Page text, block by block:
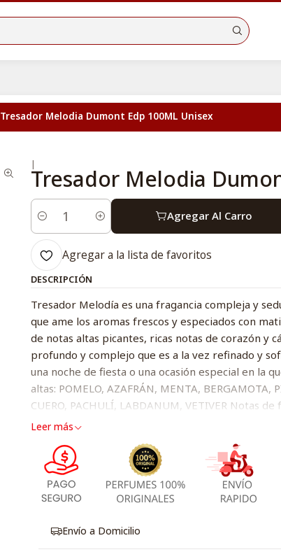
Tresador Melodia Dumont Edp 100ML Unisex
|
Tresador Melodia
Cantidad
Agregar Al Carro
Agregar a la lista de favoritos
DESCRIPCIÓN
Tresador Melodía es una fragancia compleja y
que ame los aromas frescos y especiados con
de notas altas picantes, ricas notas de corazón y
profundo y complejo que es a la vez refinado y
una noche de fiesta o una ocasión especial en la
altas: POMELO, AZAFRÁN, MENTA, BERGAMOTA,
CUERO, PACHULÍ, LABDANUM, VETIVER Notas de
ÁMBARGIS, MADERA DE ÁMBAR.
Leer más
Envío a Domicilio